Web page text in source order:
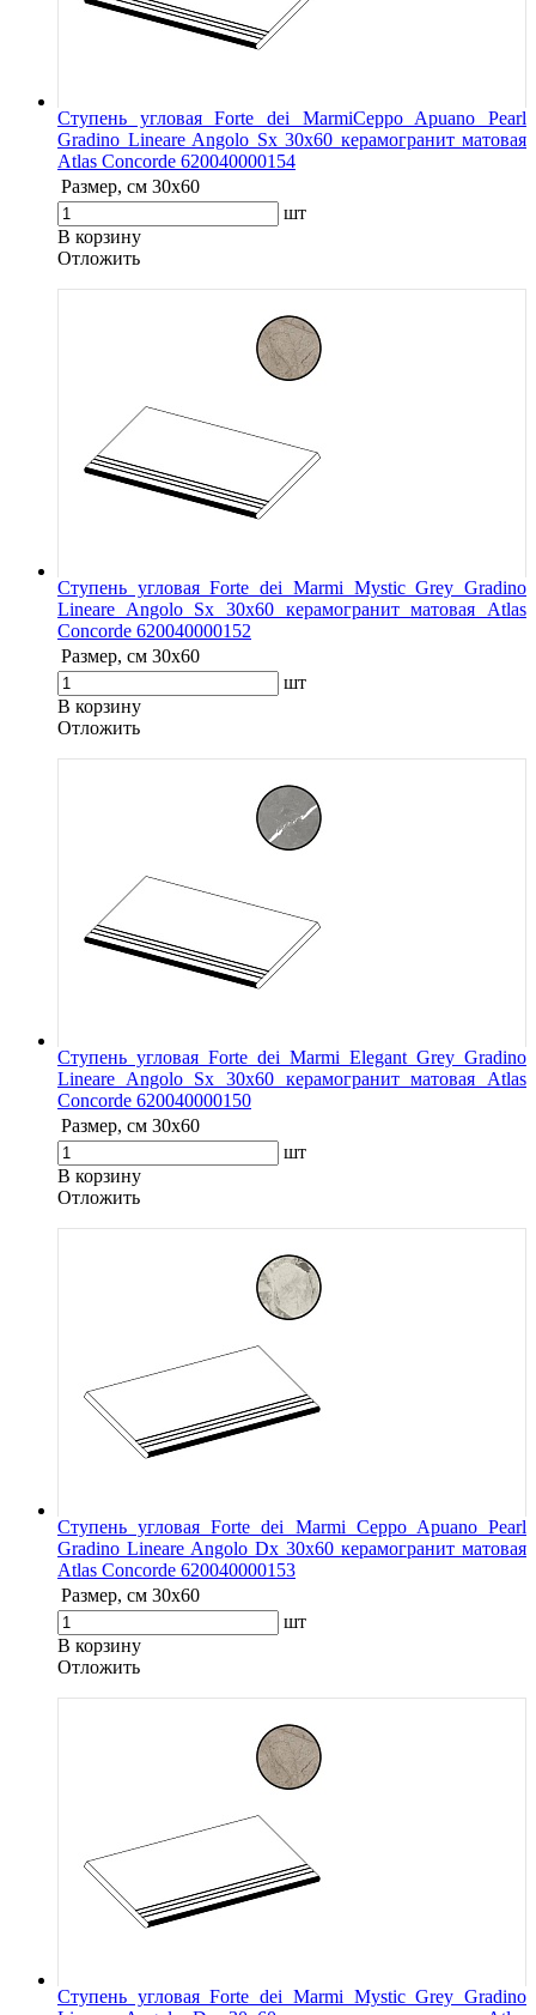
Ступень угловая Forte dei MarmiCeppo Apuano Pearl
Gradino Lineare Angolo Sx 30x60 керамогранит матовая
Atlas Concorde 620040000154
Размер, см 30x60
шт
В корзину
Oтложить
Ступень угловая Forte dei Marmi Mystic Grey Gradino
Lineare Angolo Sx 30x60 керамогранит матовая Atlas
Concorde 620040000152
Размер, см 30x60
шт
В корзину
Oтложить
Ступень угловая Forte dei Marmi Elegant Grey Gradino
Lineare Angolo Sx 30x60 керамогранит матовая Atlas
Concorde 620040000150
Размер, см 30x60
шт
В корзину
Oтложить
Ступень угловая Forte dei Marmi Ceppo Apuano Pearl
Gradino Lineare Angolo Dx 30x60 керамогранит матовая
Atlas Concorde 620040000153
Размер, см 30x60
шт
В корзину
Oтложить
Ступень угловая Forte dei Marmi Mystic Grey Gradino